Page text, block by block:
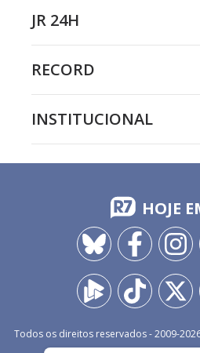
JR 24H
RECORD
INSTITUCIONAL
HOJE
Todos os direitos reservados - 2009-